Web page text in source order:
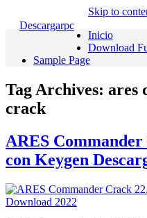
Descargarpc
Skip to
Inicio
Download
Sample Page
Tag Archives: ares
crack
ARES
con Keygen